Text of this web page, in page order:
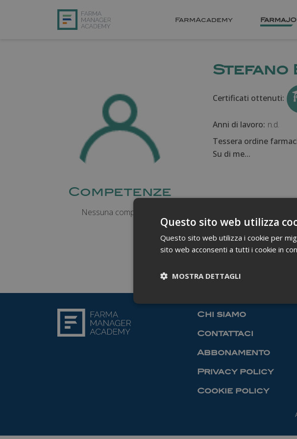
FarmAcademy
Competenze
Nessuna competenza
Stefano
Certificati ottenuti:
Anni di lavoro: n.d.
Tessera ordine
Su di me...
Chi siamo
Contattaci
Abbonamento
Privacy policy
Cookie policy
Questo sito web utilizza
Questo sito web utilizza i cookie per
sito web acconsenti a tutti i cookie in
MOSTRA DETTAGLI
I cookie necessari contribuiscono a rendere